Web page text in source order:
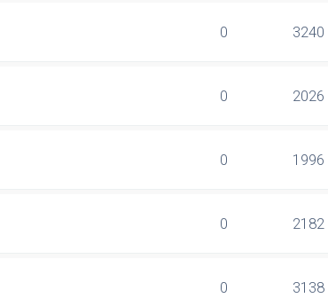
0 3240
0 2026
0 1996
0 2182
0 3138